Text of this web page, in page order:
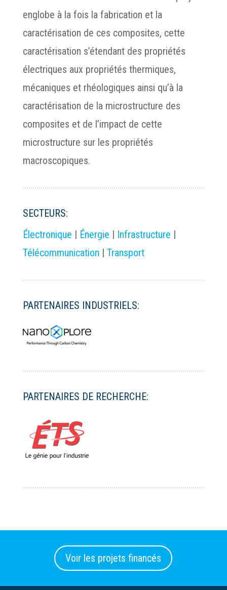
englobe à la fois la fabrication et la
caractérisation de ces composites, cette
caractérisation s’étendant des propriétés
électriques aux propriétés thermiques,
mécaniques et rhéologiques ainsi qu’à la
caractérisation de la microstructure des
composites et de l’impact de cette
microstructure sur les propriétés
macroscopiques.
SECTEURS:
Électronique | Énergie | Infrastructure |
Télécommunication | Transport
PARTENAIRES INDUSTRIELS:
PARTENAIRES DE RECHERCHE:
Voir les projets financés